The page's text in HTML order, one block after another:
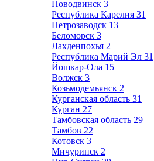
Новодвинск 3
Республика Карелия 31
Петрозаводск 13
Беломорск 3
Лахденпохья 2
Республика Марий Эл 31
Йошкар-Ола 15
Волжск 3
Козьмодемьянск 2
Курганская область 31
Курган 27
Тамбовская область 29
Тамбов 22
Котовск 3
Мичуринск 2